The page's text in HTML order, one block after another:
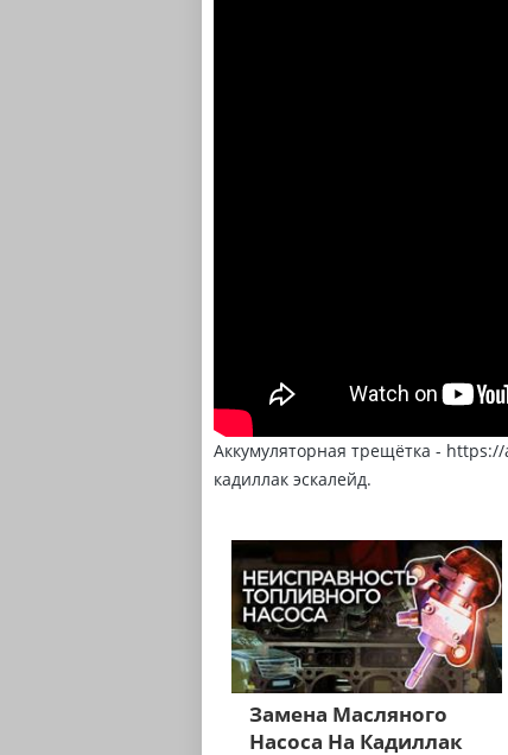
Аккумуляторная трещётка -
кадиллак эскалейд.
Замена Масляного
Насоса На Кадиллак